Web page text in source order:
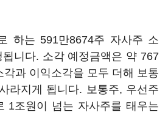
하는 591만8674주 자사주 소
니다. 소각 예정금액은 약 767
각과 이익소각을 모두 더해 보통
라지게 됩니다. 보통주, 우선주
1조원이 넘는 자사주를 태우는